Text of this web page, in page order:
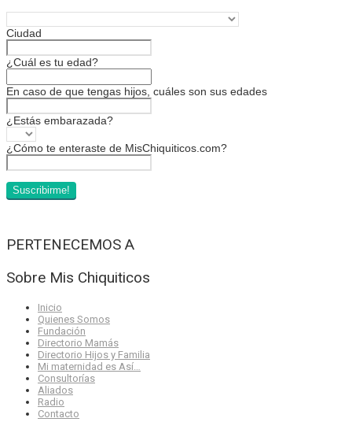
Ciudad
¿Cuál es tu edad?
En caso de que tengas hijos, cuáles son sus edades
¿Estás embarazada?
¿Cómo te enteraste de MisChiquiticos.com?
PERTENECEMOS A
Sobre Mis Chiquiticos
Inicio
Quienes Somos
Fundación
Directorio Mamás
Directorio Hijos y Familia
Mi maternidad es Así…
Consultorías
Aliados
Radio
Contacto